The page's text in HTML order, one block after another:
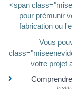
<span
pour prémunir
fabrication ou
Vous
votre projet